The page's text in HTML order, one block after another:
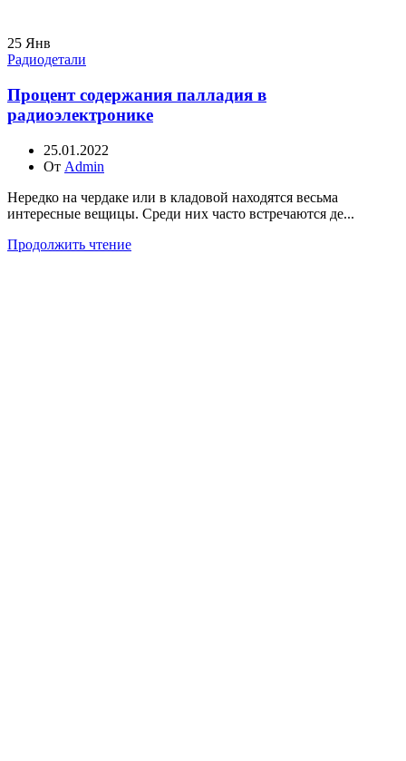
25 Янв
Радиодетали
Процент содержания палладия в
радиоэлектронике
25.01.2022
От Admin
Нередко на чердаке или в кладовой находятся весьма
интересные вещицы. Среди них часто встречаются де...
Продолжить чтение